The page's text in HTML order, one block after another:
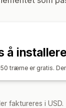
å installere
trærne er gratis.
faktureres i USD.